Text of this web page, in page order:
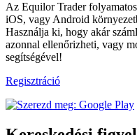
Az Equilor Trader
iOS, vagy Android
Használja ki, hogy akár
azonnal ellenőrizheti, vagy
segítségével!
Regisztráció